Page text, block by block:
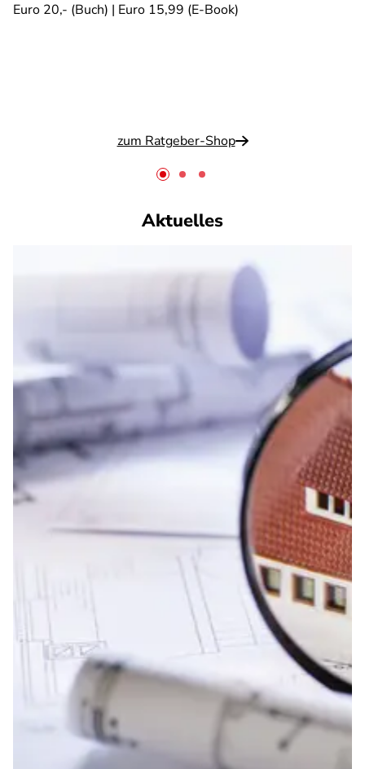
Euro 20,- (Buch) | Euro 15,99 (E-Book)
zum Ratgeber-Shop
Aktuelles